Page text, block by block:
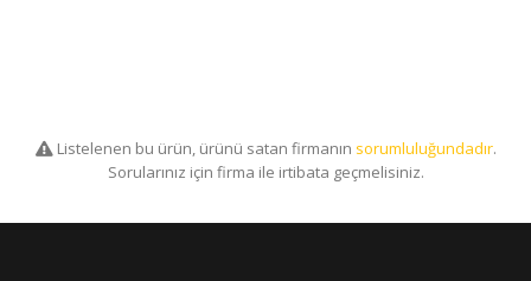
Listelenen bu ürün, ürünü satan firmanın sorumluluğundadır.
Sorularınız için firma ile irtibata geçmelisiniz.